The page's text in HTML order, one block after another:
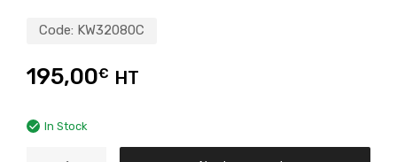
Code: KW32080C
195,00€ HT
In Stock